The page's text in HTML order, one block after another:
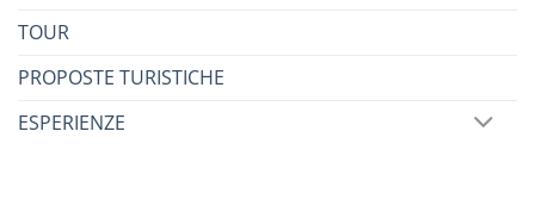
TOUR
PROPOSTE TURISTICHE
ESPERIENZE